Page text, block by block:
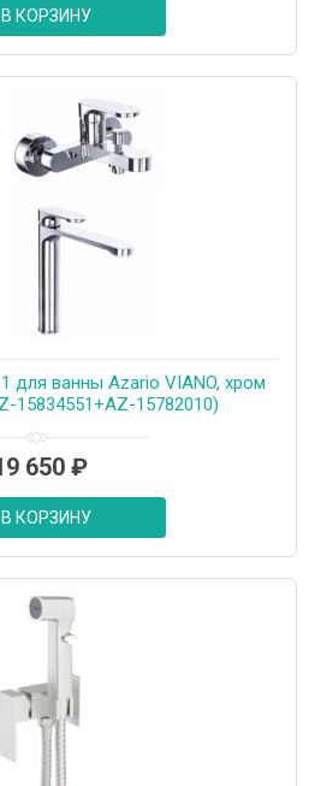
В КОРЗИНУ
для ванны Azario VIANO, хром
15834551+AZ-15782010)
650 ₽
В КОРЗИНУ